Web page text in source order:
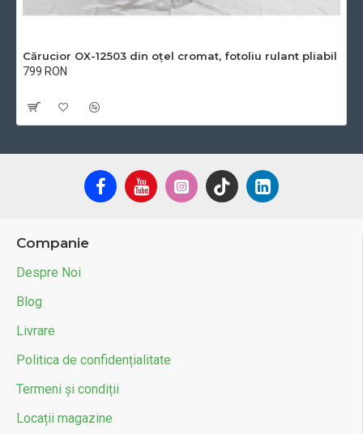
Cărucior OX-12503 din oțel cromat, fotoliu rulant pliabil
799 RON
Companie
Despre Noi
Blog
Livrare
Politica de confidențialitate
Termeni și condiții
Locații magazine